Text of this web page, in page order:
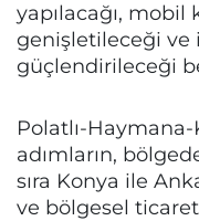
yapılacağı, mobil
genişletileceği ve
güçlendirileceği
Polatlı-
adımların,
sıra Konya ile
ve bölgesel